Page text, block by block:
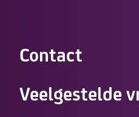
Contact
Veelgestelde